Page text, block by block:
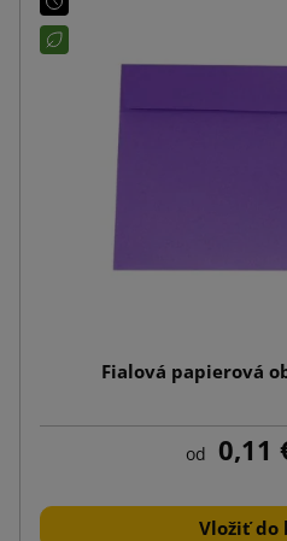
Fialová papierová
od 0,11
Vložiť do